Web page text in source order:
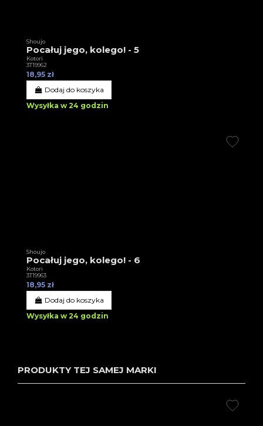
Shoujo
Pocałuj jego, kolego! - 5
Kotori
3T19962
18,95 zł
Dodaj do koszyka
Wysyłka w 24 godzin
Shoujo
Pocałuj jego, kolego! - 6
Kotori
3T19963
18,95 zł
Dodaj do koszyka
Wysyłka w 24 godzin
PRODUKTY TEJ SAMEJ MARKI